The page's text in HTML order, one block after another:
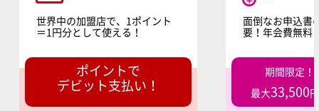
世界中の加盟店で、1ポイント
＝1円分として使える！
ポイントで
デビット支払い！
面倒なお申込書
要！年会費無料
期間限定！
最大33,500